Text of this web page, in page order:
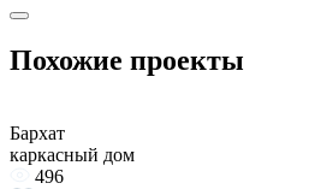
Похожие проекты
Бархат
каркасный дом
496